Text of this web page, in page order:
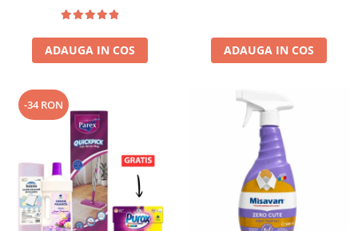
ADAUGA IN COS ADAUGA IN COS
-34 RON